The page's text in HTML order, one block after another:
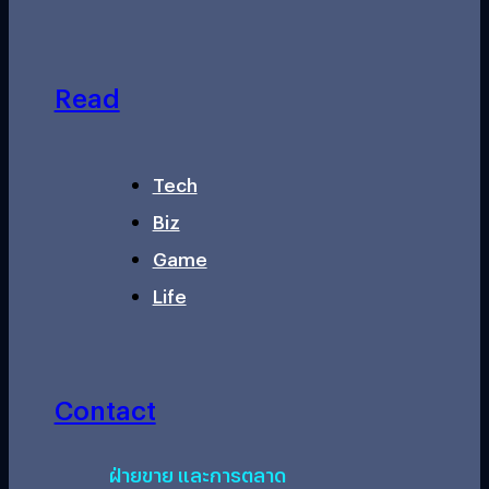
Read
Tech
Biz
Game
Life
Contact
ฝ่ายขาย และการตลาด